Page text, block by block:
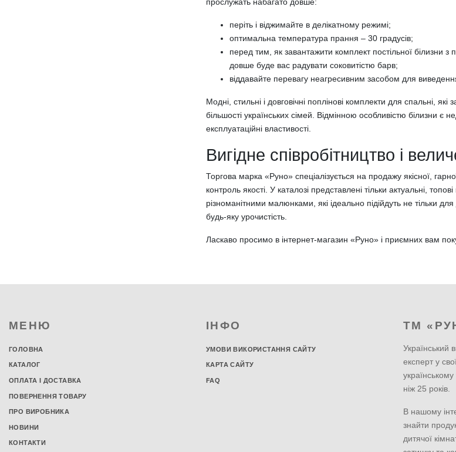
Наволочки
Наматрацники на гумці
Водонепроникні наматрацники
Наматрацники 80х200 см
Наматрацники 90х200 см
Наматрацники 120х200 см
Наматрацники 140х200 см
Наматрацники 160х200 см
періть і віджимайте в делікатному режимі;
оптимальна температура прання – 30 градусів;
перед тим, як завантажити комплект постільної білизни
довше буде вас радувати соковитістю барв;
віддавайте перевагу неагресивним засобом для
Модні, стильні і довговічні поплінові комплекти для спальні,
більшості українських сімей. Відмінною особливістю білизни
експлуатаційні властивості.
Вигідне співробітництво і
Торгова марка «Руно» спеціалізується на продажу якісної,
контроль якості. У каталозі представлені тільки актуальні,
різноманітними малюнками, які ідеально підійдуть не тільки
будь-яку урочистість.
Ласкаво просимо в інтернет-магазин «Руно» і приємних вам
МЕНЮ
ГОЛОВНА
КАТАЛОГ
ОПЛАТА І ДОСТАВКА
ПОВЕРНЕННЯ ТОВАРУ
ПРО ВИРОБНИКА
НОВИНИ
КОНТАКТИ
ІНФО
УМОВИ ВИКОРИСТАННЯ САЙТУ
КАРТА САЙТУ
FAQ
ТМ
Український
експерт у
ніж 25 років.
В нашому
знайти
дитячої